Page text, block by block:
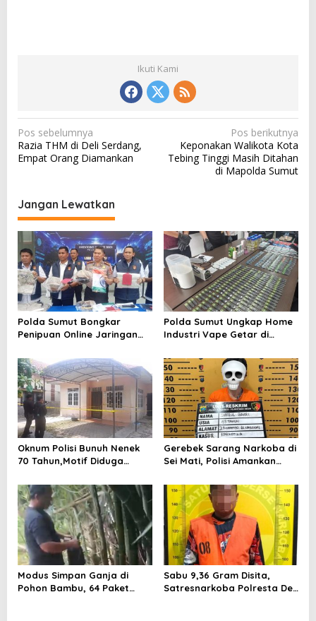
Ikuti Kami
N
a
g
a
s
i
p
o
s
Pos sebelumnya
Razia THM di Deli Serdang,
Empat Orang Diamankan
Pos berikutnya
Keponakan Walikota Kota
Tebing Tinggi Masih Ditahan
di Mapolda Sumut
Jangan Lewatkan
Polda Sumut Bongkar
Penipuan Online Jaringan
Rp 6,7 Miliar
Polda Sumut Ungkap Home
Industri Vape Getar di
Oknum Polisi Bunuh Nenek
70 Tahun,Motif Diduga
Gerebek Sarang Narkoba di
Sei Mati, Polisi Amankan
Modus Simpan Ganja di
Pohon Bambu, 64 Paket
Sabu 9,36 Gram Disita,
Satresnarkoba Polresta Deli